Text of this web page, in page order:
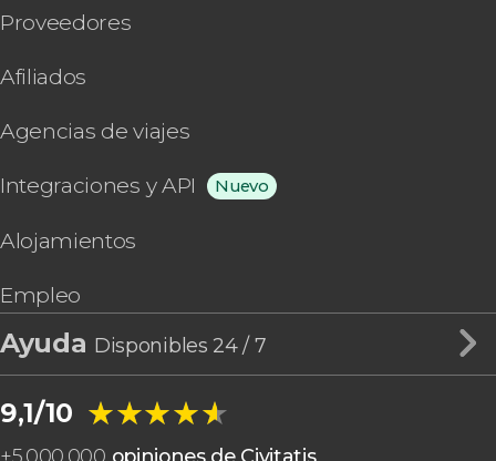
Proveedores
Afiliados
Agencias de viajes
Integraciones y API Nuevo
Alojamientos
Empleo
Ayuda Disponibles 24 / 7
9,1/10 ★★★★★
★★★★★
+5.000.000 opiniones de Civitatis